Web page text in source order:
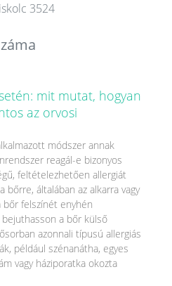
3524
mit mutat, hogyan
az orvosi
módszer annak
reagál-e bizonyos
feltételezhetően allergiát
bőrre, általában az alkarra vagy
felszínét enyhén
bejuthasson a bőr külső
azonnali típusú allergiás
például szénanátha, egyes
vagy háziporatka okozta